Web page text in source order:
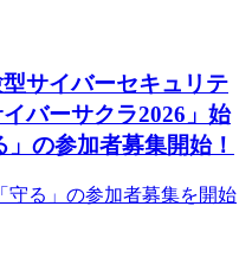
サイバーセキュリテ
バーサクラ2026」始
の参加者募集開始！
守る」の参加者募集を開始